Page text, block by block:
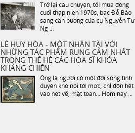
Trở lại câu chuyện, tối mùa đông
cuối thập niên 1970s, bác Đỗ Bảo
sang căn buồng của cụ Nguyễn Tư
Ng ...
LÊ HUY HÒA - MỘT NHÂN TÀI VỚI
NHỮNG TÁC PHẨM RUNG CẢM NHẤT
TRONG THẾ HỆ CÁC HỌA SĨ KHÓA
KHÁNG CHIẾN
Ông là người có một đời sống tình
duyên khó nói tới mức, chỉ đồn hết
vào nét vẽ, mặt toan... Hôm nay ...